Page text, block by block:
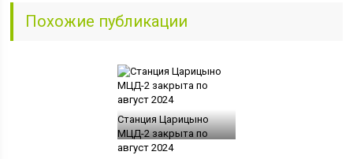
Похожие публикации
Станция Царицыно
МЦД-2 закрыта по
август 2024